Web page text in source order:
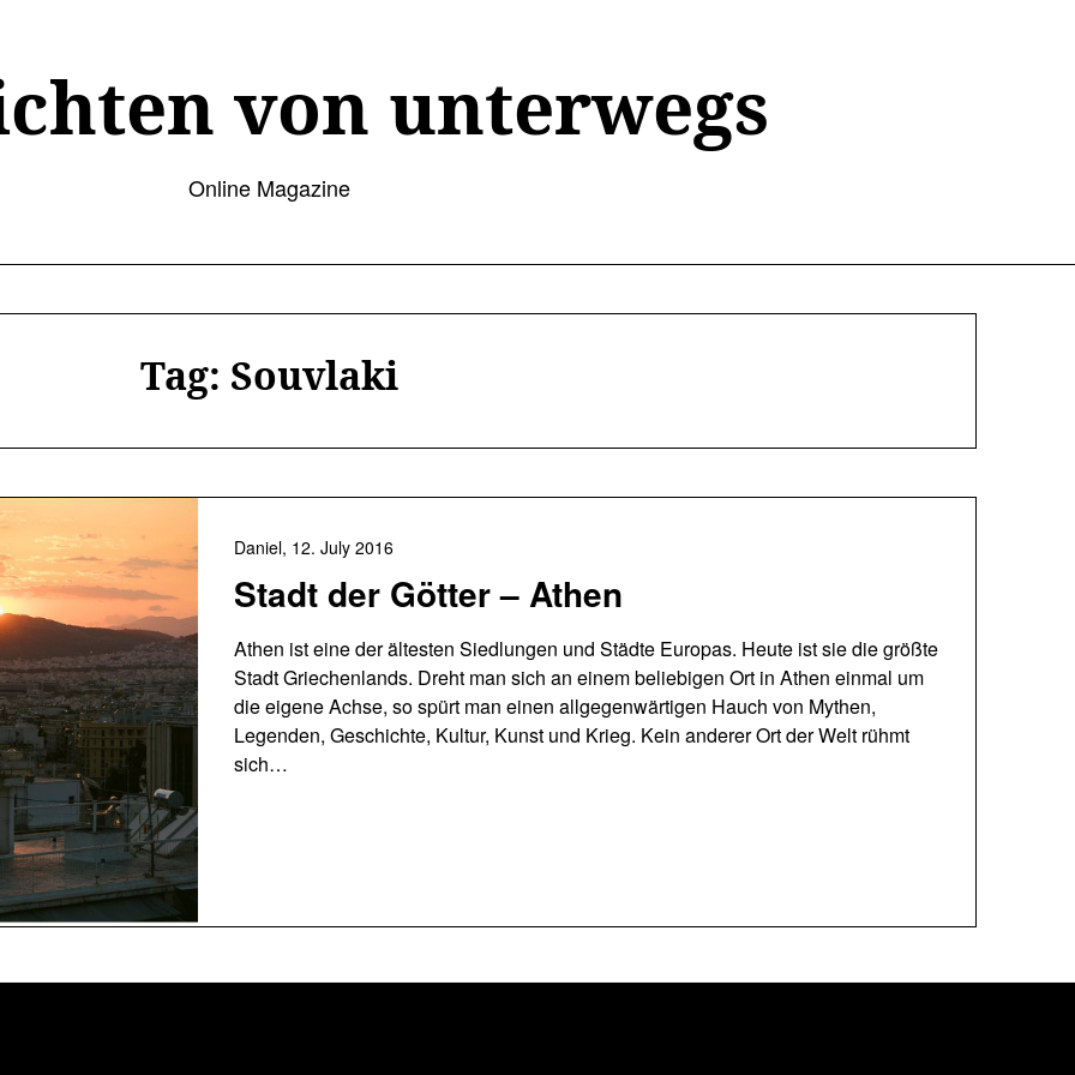
von unterwegs
Online Magazine
Tag: Souvlaki
Stadt der Götter – Athen
Daniel, 12. July 2016
Athen ist eine der ältesten Siedlungen und Städte Europas. Heute ist sie die größte
Stadt Griechenlands. Dreht man sich an einem beliebigen Ort in Athen einmal um
die eigene Achse, so spürt man einen allgegenwärtigen Hauch von Mythen,
Legenden, Geschichte, Kultur, Kunst und Krieg. Kein anderer Ort der Welt rühmt
sich…